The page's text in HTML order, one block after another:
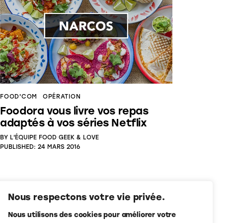
Nous respectons votre vie privée.
Nous utilisons des cookies pour améliorer votre
FOOD'COM OPÉRATION
Foodora vous livre vos repas
adaptés à vos séries Netflix
BY L'ÉQUIPE FOOD GEEK & LOVE
PUBLISHED: 24 MARS 2016